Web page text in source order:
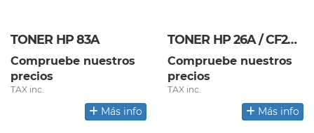
TONER HP 83A
Compruebe nuestros
precios
TAX inc.
Más info
TONER HP 26A / CF226A
Compruebe nuestros
precios
TAX inc.
Más info